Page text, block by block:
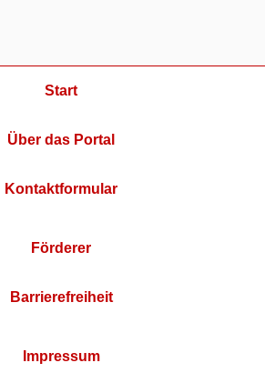
Start
Über das Portal
Kontaktformular
Förderer
Barrierefreiheit
Impressum